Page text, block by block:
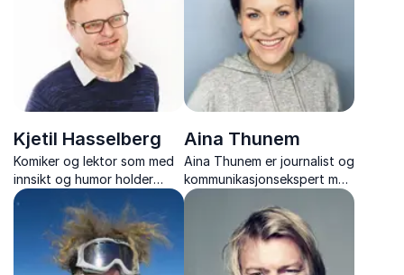
og enkle å ta tak i.
Kjetil Hasselberg
Komiker og lektor som med
innsikt og humor holder
foredrag om alt fra
arbeidsglede på jobben til
mobbing i skolen.
Aina Thunem
Aina Thunem er journalist og
kommunikasjonsekspert med
erfaring fra PR og
merkevarebygging.